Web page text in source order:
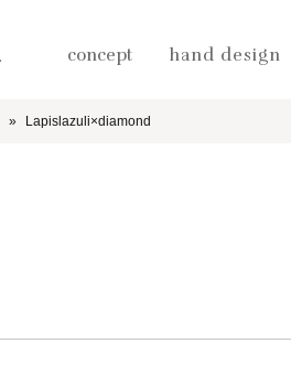
concept hand design
Lapislazuli×diamond